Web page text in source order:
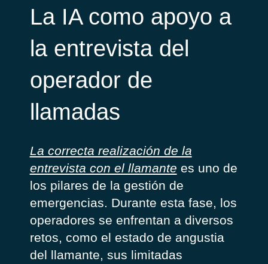
La IA como apoyo a
la entrevista del
operador de
llamadas
La correcta realización de la
entrevista con el llamante es uno de
los pilares de la gestión de
emergencias. Durante esta fase, los
operadores se enfrentan a diversos
retos, como el estado de angustia
del llamante, sus limitadas